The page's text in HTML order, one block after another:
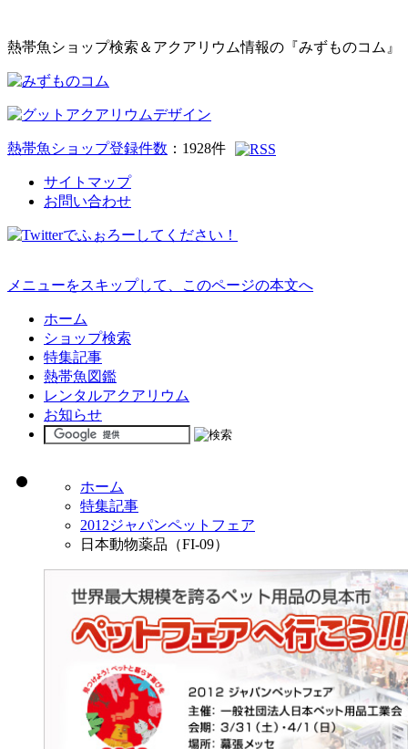
熱帯魚ショップ検索＆アクアリウム情報の『みずものコム』
熱帯魚ショップ登録件数 ： 1928件
サイトマップ
お問い合わせ
メニューをスキップして、このページの本文へ
ホーム
ショップ検索
特集記事
熱帯魚図鑑
レンタルアクアリウム
お知らせ
ホーム
特集記事
2012ジャパンペットフェア
日本動物薬品（FI-09）